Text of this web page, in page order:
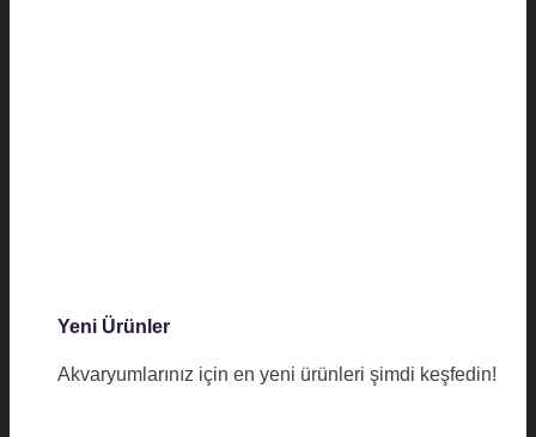
Yeni Ürünler
Akvaryumlarınız için en yeni ürünleri şimdi keşfedin!